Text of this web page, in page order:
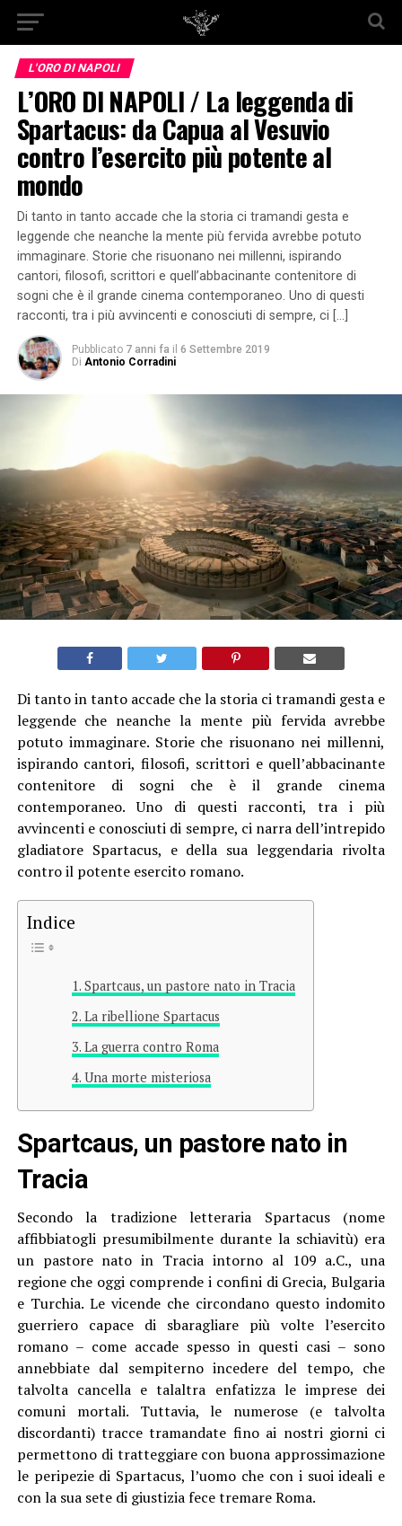
L'ORO DI NAPOLI
L’ORO DI NAPOLI / La leggenda di
Spartacus: da Capua al Vesuvio
contro l’esercito più potente al
mondo
Di tanto in tanto accade che la storia ci tramandi gesta e
leggende che neanche la mente più fervida avrebbe potuto
immaginare. Storie che risuonano nei millenni, ispirando
cantori, filosofi, scrittori e quell’abbacinante contenitore di
sogni che è il grande cinema contemporaneo. Uno di questi
racconti, tra i più avvincenti e conosciuti di sempre, ci […]
Pubblicato 7 anni fa il 6 Settembre 2019
Di Antonio Corradini
Di tanto in tanto accade che la storia ci tramandi gesta e
leggende che neanche la mente più fervida avrebbe
potuto immaginare. Storie che risuonano nei millenni,
ispirando cantori, filosofi, scrittori e quell’abbacinante
contenitore di sogni che è il grande cinema
contemporaneo. Uno di questi racconti, tra i più
avvincenti e conosciuti di sempre, ci narra dell’intrepido
gladiatore Spartacus, e della sua leggendaria rivolta
contro il potente esercito romano.
Indice
Spartcaus, un pastore nato in Tracia
La ribellione Spartacus
La guerra contro Roma
Una morte misteriosa
Spartcaus, un pastore nato in
Tracia
Secondo la tradizione letteraria Spartacus (nome
affibbiatogli presumibilmente durante la schiavitù) era
un pastore nato in Tracia intorno al 109 a.C., una
regione che oggi comprende i confini di Grecia, Bulgaria
e Turchia. Le vicende che circondano questo indomito
guerriero capace di sbaragliare più volte l’esercito
romano – come accade spesso in questi casi – sono
annebbiate dal sempiterno incedere del tempo, che
talvolta cancella e talaltra enfatizza le imprese dei
comuni mortali. Tuttavia, le numerose (e talvolta
discordanti) tracce tramandate fino ai nostri giorni ci
permettono di tratteggiare con buona approssimazione
le peripezie di Spartacus, l’uomo che con i suoi ideali e
con la sua sete di giustizia fece tremare Roma.